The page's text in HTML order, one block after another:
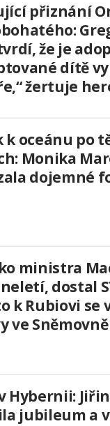
přiznání
že je
dítě
žertuje
k oceánu po
Monika
dojemné
ministra
neletí, dostal
k Rubiovi se
ve Sněmovně
Hybernii:
jubileum a